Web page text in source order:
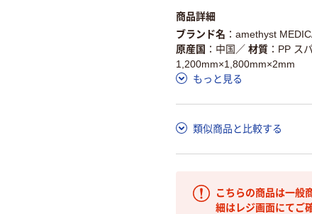
商品詳細
ブランド名 amethyst
原産国
中国 ／ 材質 PP ス
1,200mm×1,800mm×2mm
もっと見る
類似商品と比較する
こちらの商品は一般
細はレジ画面にてご